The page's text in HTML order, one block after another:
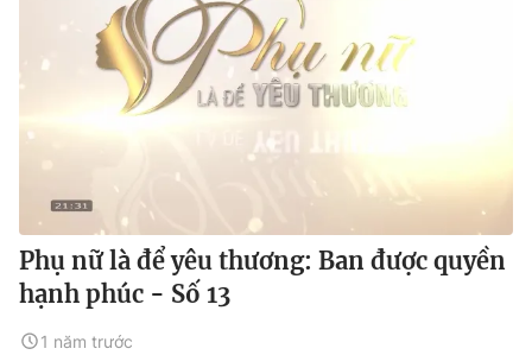
Phụ nữ là để yêu thương: Ban được quyền
hạnh phúc - Số 13
1 năm trước